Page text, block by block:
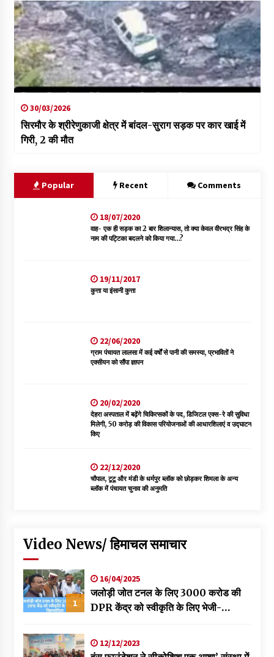
30/03/2026
सिरमौर के श्रीरेणुकाजी क्षेत्र में बांदल-सुराग सड़क पर कार खाई में
गिरी, 2 की मौत
Popular Recent Comments
18/07/2020
वाह- एक ही सड़क का 2 बार शिलान्यास, तो क्या केवल वीरभद्र सिंह के
नाम की पट्टिका बदलने को किया गया…?
19/11/2017
कुत्ता या इंसानी कुत्ता
22/06/2020
ग्राम पंचायत लालसा में कई वर्षों से पानी की समस्या, प्रभावितों ने
एक्सीयन को सौंपा ज्ञापन
20/02/2020
देहरा अस्पताल में बढ़ेंगे चिकित्सकों के पद, डिजिटल एक्स-रे की सुविधा
मिलेगी, 50 करोड़ की विकास परियोजनाओं की आधारशिलाएं व उद्घाटन
किए
22/12/2020
चौपाल, टूटू और मंडी के धर्मपुर ब्लॉक को छोड़कर शिमला के अन्य
ब्लॉक में पंचायत चुनाव की अनुमति
Video News/ हिमाचल समाचार
1
16/04/2025
जलोड़ी जोत टनल के लिए 3000 करोड की
DPR केंद्र को स्वीकृति के लिए भेजी-
12/12/2023